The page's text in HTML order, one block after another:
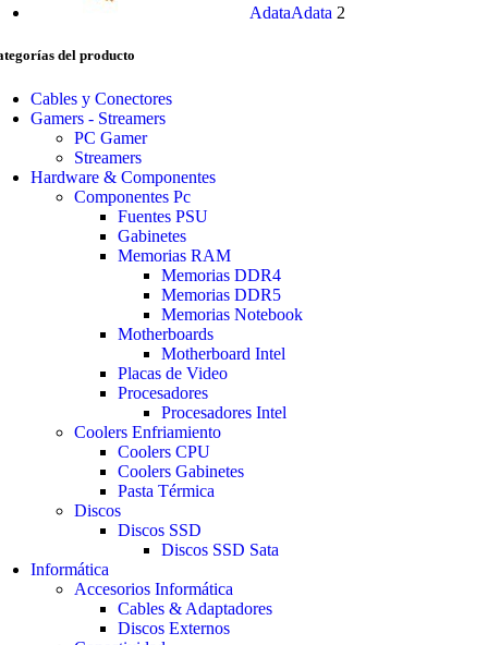
AdataAdata 2
del producto
Cables y Conectores
Gamers - Streamers
PС Gamer
Streamers
Hardware & Componentes
Componentes Pc
Fuentes PSU
Gabinetes
Memorias RAM
Memorias DDR4
Memorias DDR5
Memorias Notebook
Motherboards
Motherboard Intel
Placas de Video
Procesadores
Procesadores Intel
Coolers Enfriamiento
Coolers CPU
Coolers Gabinetes
Pasta Térmica
Discos
Discos SSD
Discos SSD Sata
Informática
Accesorios Informática
Cables & Adaptadores
Discos Externos